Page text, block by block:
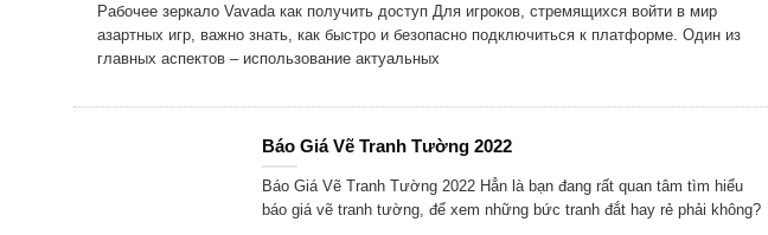
Рабочее зеркало Vavada как получить доступ Для игроков, стремящихся войти в мир
азартных игр, важно знать, как быстро и безопасно подключиться к платформе. Один из
главных аспектов – использование актуальных
Báo Giá Vẽ Tranh Tường 2022
Báo Giá Vẽ Tranh Tường 2022 Hẳn là bạn đang rất quan tâm tìm hiểu
báo giá vẽ tranh tường, để xem những bức tranh đắt hay rẻ phải không?